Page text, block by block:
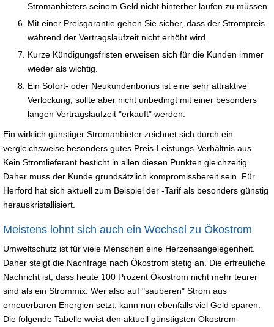
Stromanbieters seinem Geld nicht hinterher laufen zu müssen.
Mit einer Preisgarantie gehen Sie sicher, dass der Strompreis
während der Vertragslaufzeit nicht erhöht wird.
Kurze Kündigungsfristen erweisen sich für die Kunden immer
wieder als wichtig.
Ein Sofort- oder Neukundenbonus ist eine sehr attraktive
Verlockung, sollte aber nicht unbedingt mit einer besonders
langen Vertragslaufzeit "erkauft" werden.
Ein wirklich günstiger Stromanbieter zeichnet sich durch ein
vergleichsweise besonders gutes Preis-Leistungs-Verhältnis aus.
Kein Stromlieferant besticht in allen diesen Punkten gleichzeitig.
Daher muss der Kunde grundsätzlich kompromissbereit sein. Für
Herford hat sich aktuell zum Beispiel der -Tarif als besonders günstig
herauskristallisiert.
Meistens lohnt sich auch ein Wechsel zu Ökostrom
Umweltschutz ist für viele Menschen eine Herzensangelegenheit.
Daher steigt die Nachfrage nach Ökostrom stetig an. Die erfreuliche
Nachricht ist, dass heute 100 Prozent Ökostrom nicht mehr teurer
sind als ein Strommix. Wer also auf "sauberen" Strom aus
erneuerbaren Energien setzt, kann nun ebenfalls viel Geld sparen.
Die folgende Tabelle weist den aktuell günstigsten Ökostrom-